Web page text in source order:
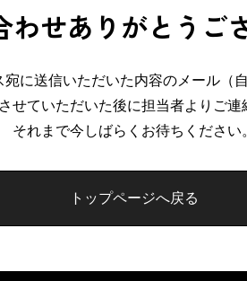
わせありがとうご
に送信いただいた内容のメール（
せていただいた後に担当者よりご連
それまで今しばらくお待ちください
トップページへ戻る